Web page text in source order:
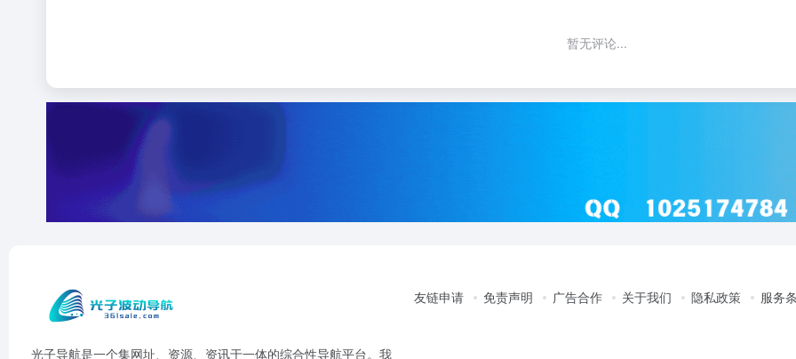
暂无评论...
光子导航是一个集网址、资源、资讯于一体的综合性导航平台。我
友链申请 免责声明 广告合作 关于我们 隐私政策 服务